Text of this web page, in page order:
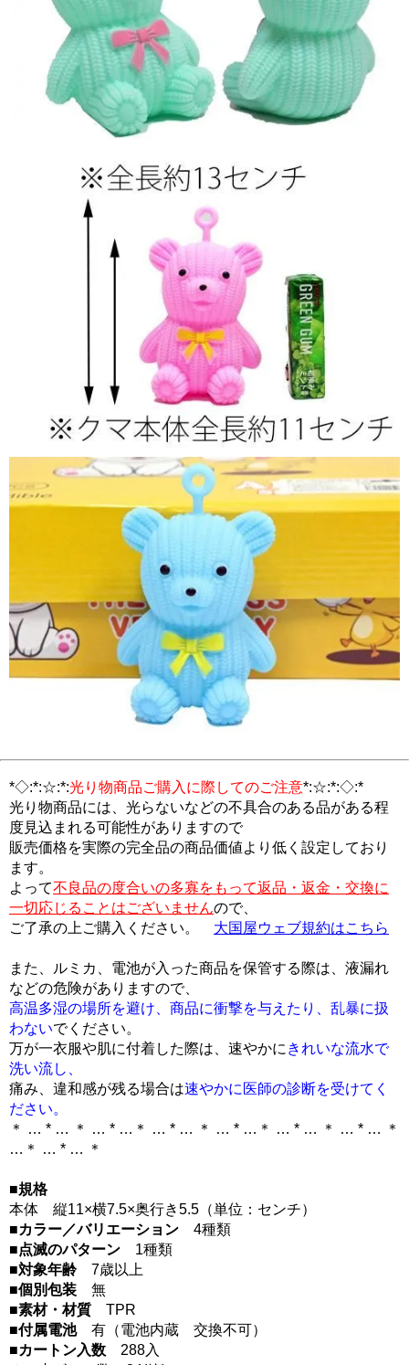
*◇:*:☆:*:光り物商品ご購入に際してのご注意*:☆:*:◇:*
光り物商品には、光らないなどの不具合のある品がある程
度見込まれる可能性がありますので
販売価格を実際の完全品の商品価値より低く設定しており
ます。
よって不良品の度合いの多寡をもって返品・返金・交換に
一切応じることはございませんので、
ご了承の上ご購入ください。 大国屋ウェブ規約はこちら
また、ルミカ、電池が入った商品を保管する際は、液漏れ
などの危険がありますので、
高温多湿の場所を避け、商品に衝撃を与えたり、乱暴に扱
わないでください。
万が一衣服や肌に付着した際は、速やかにきれいな流水で
洗い流し、
痛み、違和感が残る場合は速やかに医師の診断を受けてく
ださい。
＊ … * … ＊ … * …＊ … * … ＊ … * …＊ … * … ＊ … * … ＊
…＊ … * … ＊
■規格
本体 縦11×横7.5×奥行き5.5（単位：センチ）
■カラー／バリエーション 4種類
■点滅のパターン 1種類
■対象年齢 7歳以上
■個別包装 無
■素材・材質 TPR
■付属電池有（電池内蔵 交換不可）
■カートン入数 288入